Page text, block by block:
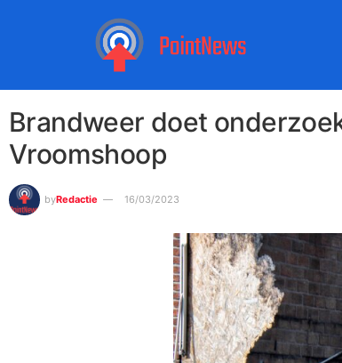
Brandweer doet
Vroomshoop
byRedactie 16/03/2023